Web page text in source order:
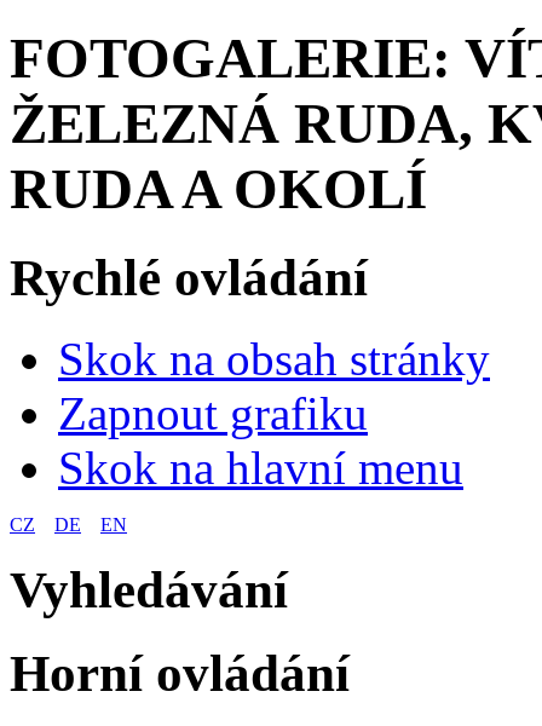
FOTOGALERIE:
ŽELEZNÁ RUDA,
RUDA A OKOLÍ
Rychlé ovládání
Skok na obsah stránky
Zapnout grafiku
Skok na hlavní menu
CZ DE EN
Vyhledávání
Horní ovládání